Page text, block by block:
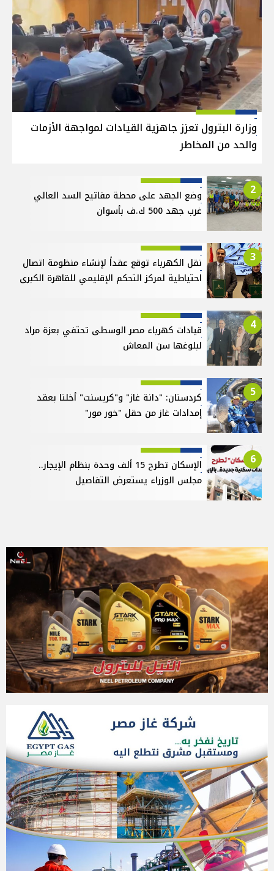
وزارة البترول تعزز جاهزية القيادات لمواجهة الأزمات
والحد من المخاطر
2
وضع الجهد على محطة مفاتيح السد العالي
غرب جهد 500 ك.ف بأسوان
3
نقل الكهرباء توقع عقداً لإنشاء منظومة اتصال
احتياطية لمركز التحكم الإقليمي للقاهرة الكبرى
4
قيادات كهرباء مصر الوسطى تحتفي بعزة مراد
لبلوغها سن المعاش
5
كردستان: "دانة غاز" و"كريسنت" أخلتا بعقد
إمدادات غاز من حقل "خور مور"
6
الإسكان تطرح 15 ألف وحدة بنظام الإيجار..
مجلس الوزراء يستعرض التفاصيل